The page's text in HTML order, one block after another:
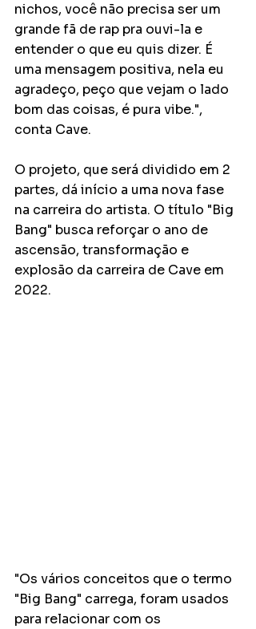
nichos, você não precisa ser um
grande fã de rap pra ouvi-la e
entender o que eu quis dizer. É
uma mensagem positiva, nela eu
agradeço, peço que vejam o lado
bom das coisas, é pura vibe.",
conta Cave.
O projeto, que será dividido em 2
partes, dá início a uma nova fase
na carreira do artista. O título "Big
Bang" busca reforçar o ano de
ascensão, transformação e
explosão da carreira de Cave em
2022.
"Os vários conceitos que o termo
"Big Bang" carrega, foram usados
para relacionar com os